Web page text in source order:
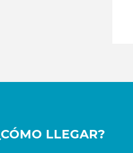
LLEGAR?